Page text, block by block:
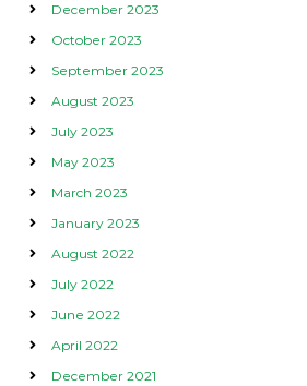
December 2023
October 2023
September 2023
August 2023
July 2023
May 2023
March 2023
January 2023
August 2022
July 2022
June 2022
April 2022
December 2021